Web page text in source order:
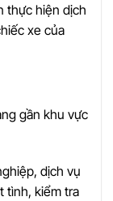
thực hiện dịch
xe của
gần khu vực
dịch vụ
tình, kiểm tra